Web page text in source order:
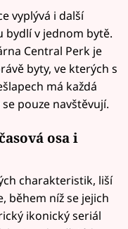
vyplývá i další
bydlí v jednom bytě.
Central Perk je
byty, ve kterých s
má každá
pouze navštěvují.
osa i
charakteristik, liší
během níž se jejich
ikonický seriál